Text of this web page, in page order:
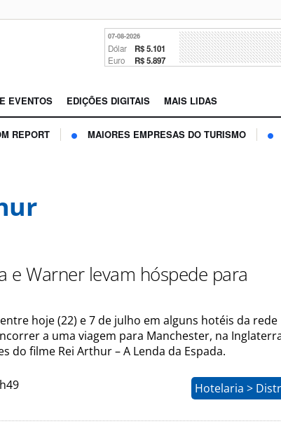
07-08-2026
Dólar R$ 5.101
Euro R$ 5.897
EVENTOS EDIÇÕES DIGITAIS MAIS LIDAS
REPORT MAIORES EMPRESAS DO TURISMO
e Warner levam hóspede para
hoje (22) e 7 de julho em alguns hotéis da rede
a uma viagem para Manchester, na
do filme Rei Arthur – A Lenda da Espada.
Hotelaria >